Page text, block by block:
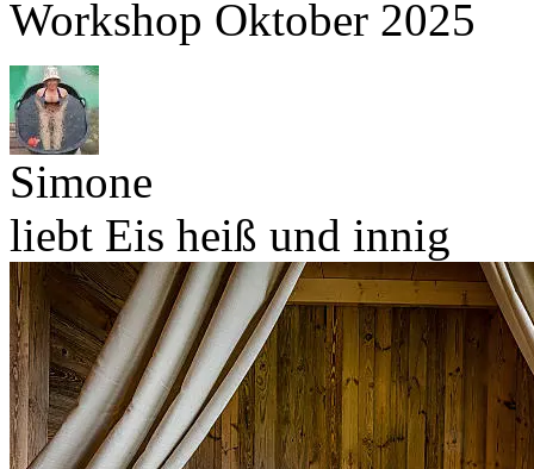
Workshop Oktober 2025
Simone
liebt Eis heiß und innig